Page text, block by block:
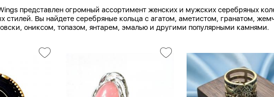
представлен огромный ассортимент женских и мужских серебряных
стилей. Вы найдете серебряные кольца с агатом, аметистом, гранатом,
ониксом, топазом, янтарем, эмалью и другими популярными камнями.